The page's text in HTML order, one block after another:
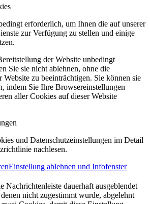
erforderlich, um Ihnen die auf unserer
zur Verfügung zu stellen und einige
der Website unbedingt
Sie sie nicht ablehnen, ohne die
Website zu beeinträchtigen. Sie können sie
indem Sie Ihre Browsereinstellungen
aller Cookies auf dieser Website
und Datenschutzeinstellungen im Detail
nachlesen.
Einstellung ablehnen und Infofenster
Nachrichtenleiste dauerhaft ausgeblendet
nicht zugestimmt wurde, abgelehnt